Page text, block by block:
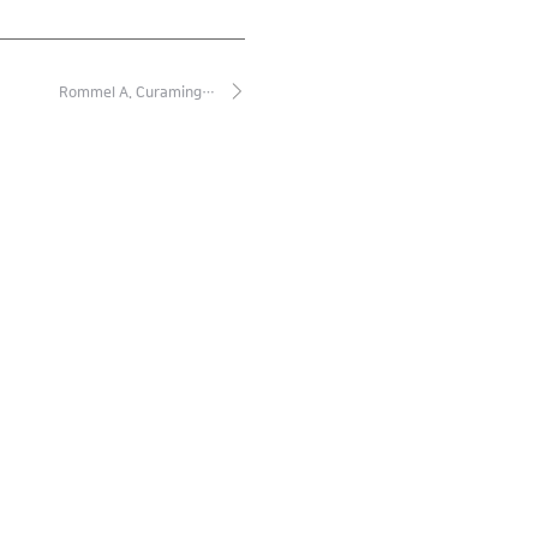
Rommel A. Curaming…